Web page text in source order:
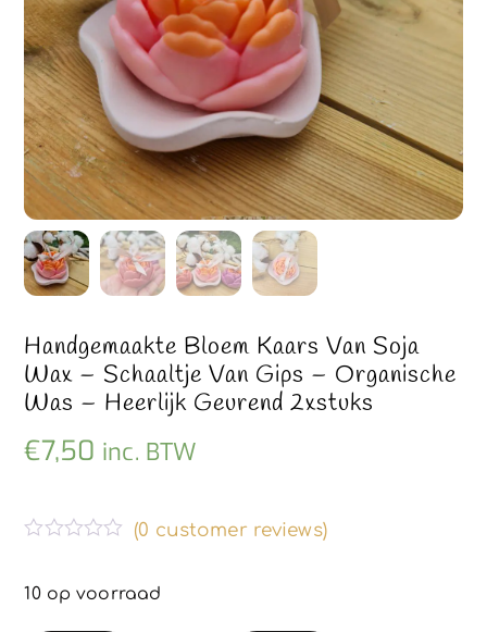
Handgemaakte Bloem Kaars Van Soja
Wax – Schaaltje Van Gips – Organische
Was – Heerlijk Geurend 2xstuks
€7,50 inc. BTW
w
(0 customer reviews)
10 op voorraad